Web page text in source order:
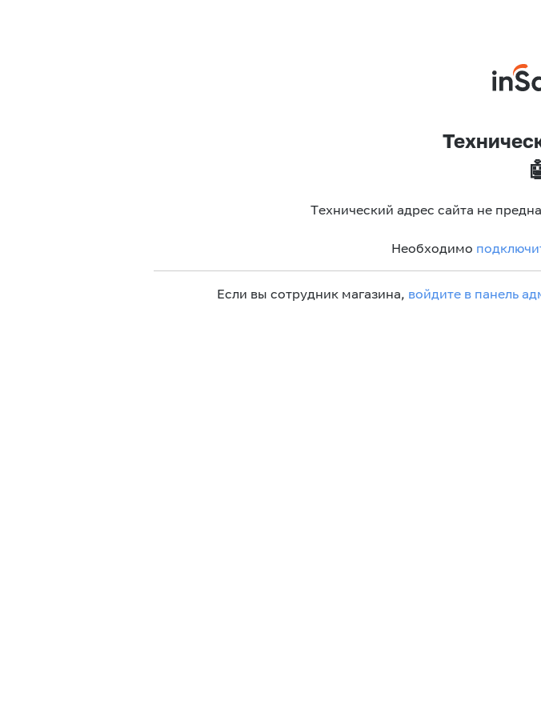
Технический адрес сайта не
Необходимо
Если вы сотрудник магазина, войдите в панель